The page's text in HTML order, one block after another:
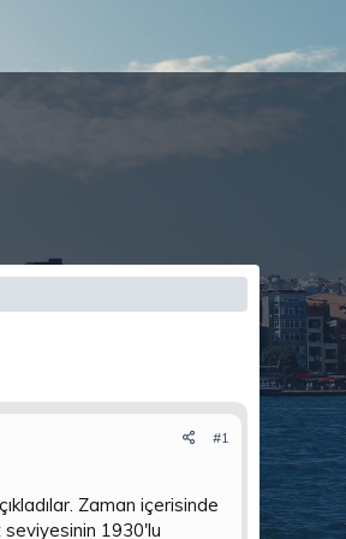
#1
Zaman içerisinde
seviyesinin 1930'lu